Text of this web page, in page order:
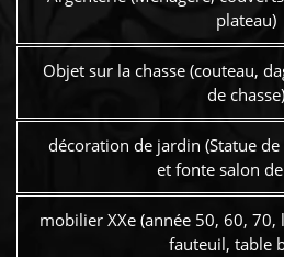
plateau)
Objet sur la chasse (couteau,
de chasse)
décoration de jardin (Statue
et fonte salon
mobilier XXe (année 50, 60,
fauteuil, table